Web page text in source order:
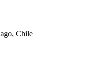
Chile